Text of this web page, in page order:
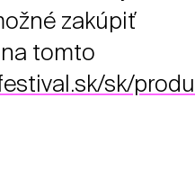
zakúpiť
tomto
sk/